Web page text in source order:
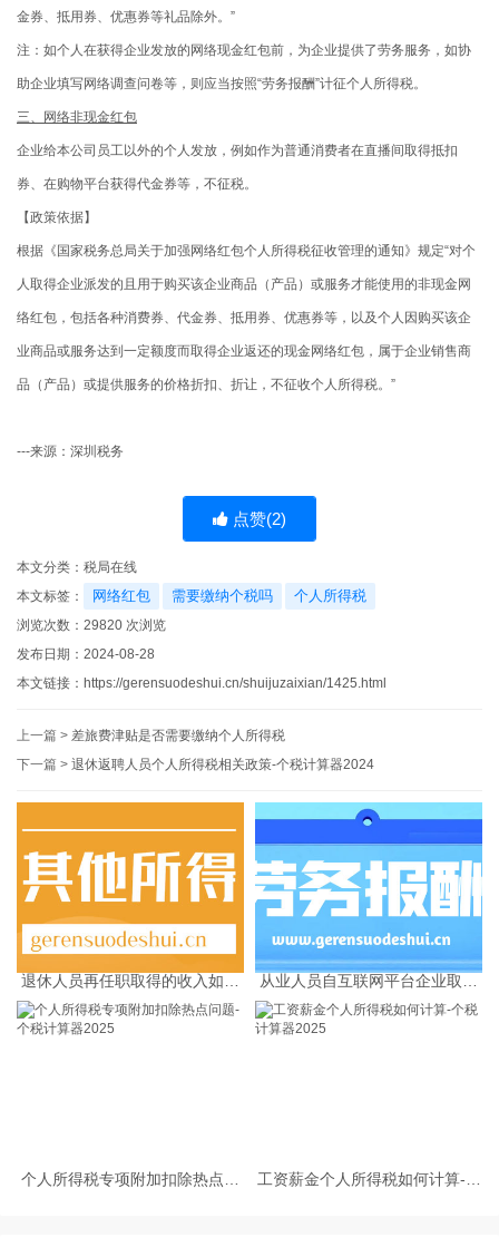
金券、抵用券、优惠券等礼品除外。”
注：如个人在获得企业发放的网络现金红包前，为企业提供了劳务服务，如协
助企业填写网络调查问卷等，则应当按照“劳务报酬”计征个人所得税。
三、网络非现金红包
企业给本公司员工以外的个人发放，例如作为普通消费者在直播间取得抵扣
券、在购物平台获得代金券等，不征税。
【政策依据】
根据《国家税务总局关于加强网络红包个人所得税征收管理的通知》规定“对个
人取得企业派发的且用于购买该企业商品（产品）或服务才能使用的非现金网
络红包，包括各种消费券、代金券、抵用券、优惠券等，以及个人因购买该企
业商品或服务达到一定额度而取得企业返还的现金网络红包，属于企业销售商
品（产品）或提供服务的价格折扣、折让，不征收个人所得税。”
---来源：深圳税务
点赞(2)
本文分类： 税局在线
本文标签：
网络红包 需要缴纳个税吗 个人所得税
浏览次数： 29820 次浏览
发布日期：2024-08-28
本文链接： https://gerensuodeshui.cn/shuijuzaixian/1425.html
上一篇 > 差旅费津贴是否需要缴纳个人所得税
下一篇 > 退休返聘人员个人所得税相关政策-个税计算器2024
退休人员再任职取得的收入如何
从业人员自互联网平台企业取得
劳务报酬所得的个人所得税预扣
预缴计算方法
个人所得税专项附加扣除热点问
工资薪金个人所得税如何计算-个